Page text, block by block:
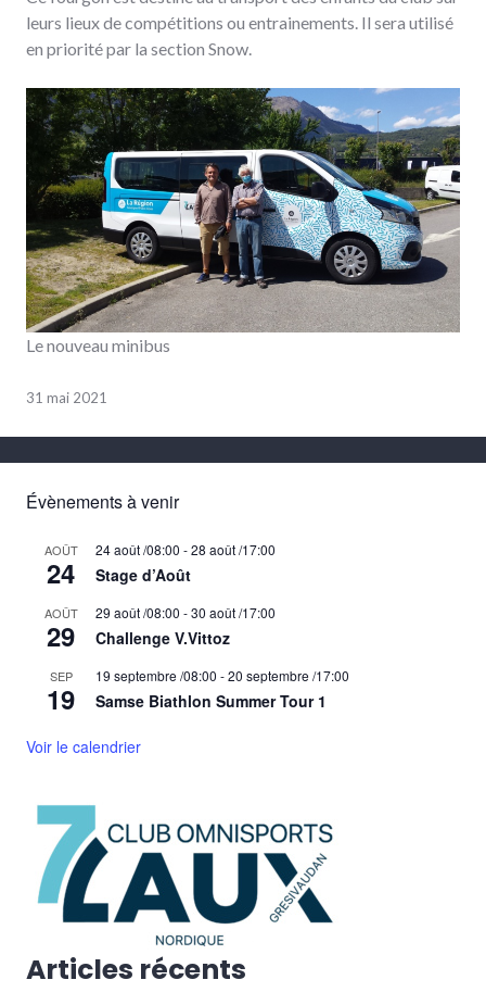
leurs lieux de compétitions ou entrainements. Il sera utilisé
en priorité par la section Snow.
Le nouveau minibus
31 mai 2021
Évènements à venir
AOÛT
24
24 août /08:00 -28 août /17:00
Stage d’Août
AOÛT
29
29 août /08:00 -30 août /17:00
Challenge V.Vittoz
SEP
19
19 septembre /08:00 -20 septembre /17:00
Samse Biathlon Summer Tour 1
Voir le calendrier
Articles récents